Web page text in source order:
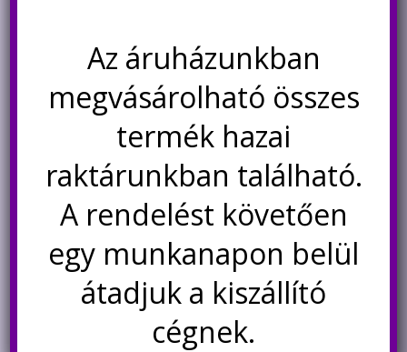
LM385Z-2.5 precíziós
referencia feszültségforrás
Kosárba teszem
LM317T lineáris változtatható
feszültségű stabilizátor 1.5A-ig
120Ft
Kosárba teszem
Az áruházunkban
megvásárolható összes
termék hazai
raktárunkban található.
A rendelést követően
egy munkanapon belül
átadjuk a kiszállító
cégnek.